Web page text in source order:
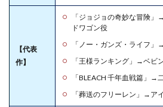
【代表
作】
「ジョジョの奇妙な冒険
ドワゴン役
「ノー・ガンズ・ライフ
「王様ランキング」→ベビ
「BLEACH 千年血戦篇」→
「葬送のフリーレン」→ア